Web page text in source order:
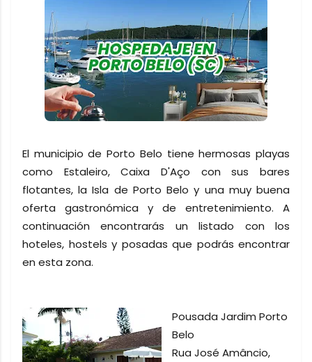
El municipio de Porto Belo tiene hermosas playas
como Estaleiro, Caixa D'Aço con sus bares
flotantes, la Isla de Porto Belo y una muy buena
oferta gastronómica y de entretenimiento. A
continuación encontrarás un listado con los
hoteles, hostels y posadas que podrás encontrar
en esta zona.
Pousada Jardim Porto
Belo
Rua José Amâncio,